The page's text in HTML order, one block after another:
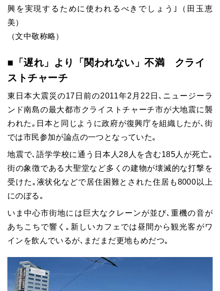
興を実現するために使われるべきでしょう｣（田玉恵
美）
（文中敬称略）
■「遅れ」より「関われない」不満 クライ
ストチャーチ
東日本大震災の17日前の2011年2月22日､ニュージーラ
ンド南島の最大都市クライストチャーチ市が大地震に襲
われた｡日本と同じように政府が復興庁を組織したが､街
では市民参加が論点の一つとなっていた｡
地震で､語学学校に通う日本人28人を含む185人が死亡｡
街の象徴である大聖堂など多くの建物が壊滅的な打撃を
受けた｡液状化などで居住困難とされた住居も8000以上
にのぼる｡
いま中心市街地には巨大なクレーンが並び､重機の音が
あちこちで響く｡新しいカフェでは昼間から観光客がワ
インを飲んでいるが､まだまだ更地もめだつ｡